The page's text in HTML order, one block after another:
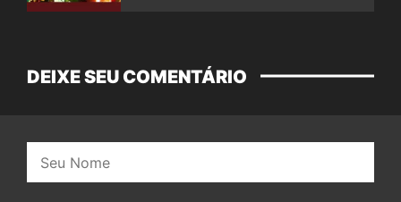
DEIXE SEU COMENTÁRIO